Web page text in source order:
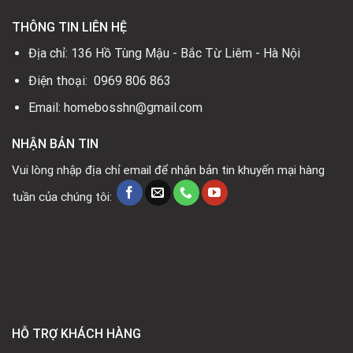
THÔNG TIN LIÊN HỆ
Địa chỉ: 136 Hồ Tùng Mậu - Bắc Từ Liêm - Hà Nội
Điện thoại: 0969 806 863
Email: homebosshn@gmail.com
NHẬN BẢN TIN
Vui lòng nhập địa chỉ email để nhận bản tin khuyến mại hàng
tuần của chúng tôi:
HỖ TRỢ KHÁCH HÀNG